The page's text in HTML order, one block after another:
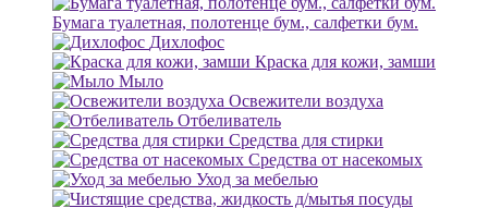
Бумага туалетная, полотенце бум., салфетки бум.
Дихлофос
Краска для кожи, замши
Мыло
Освежители воздуха
Отбеливатель
Средства для стирки
Средства от насекомых
Уход за мебелью